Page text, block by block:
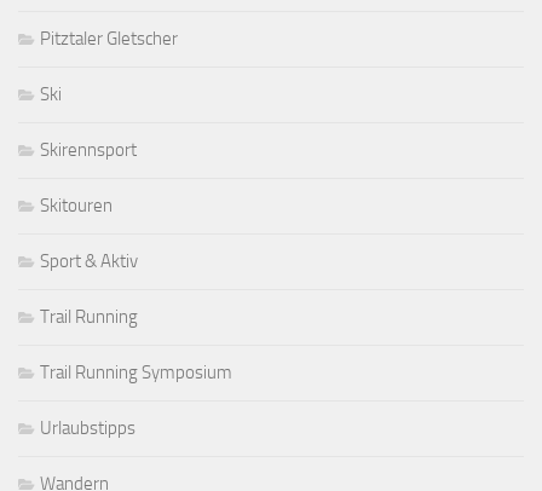
Pitztaler Gletscher
Ski
Skirennsport
Skitouren
Sport & Aktiv
Trail Running
Trail Running Symposium
Urlaubstipps
Wandern